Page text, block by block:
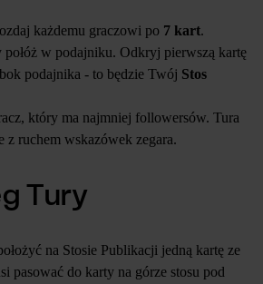
każdemu graczowi po 7 kart.
połóż w podajniku. Odkryj pierwszą kartę
podajnika - to będzie Twój Stos
który ma najmniej followersów. Tura
z ruchem wskazówek zegara.
Tury
na Stosie Publikacji jedną kartę ze
pasować do karty na górze stosu pod